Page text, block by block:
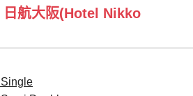
日航大阪(Hotel Nikko